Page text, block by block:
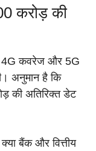
करोड़ की
4G कवरेज और 5G
अनुमान है कि
की अतिरिक्त डेट
बैंक और वित्तीय